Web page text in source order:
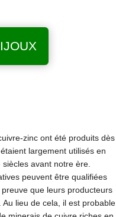
zinc ont été produits dès
largement utilisés en
avant notre ère.
peuvent être qualifiées
preuve que leurs producteurs
lieu de cela, il est probable